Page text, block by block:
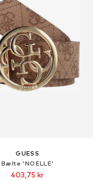
GUESS
Bælte 'NOELLE'
403,75 kr